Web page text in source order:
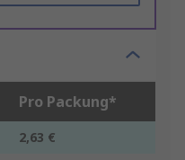
Pro Packung*
2,63 €